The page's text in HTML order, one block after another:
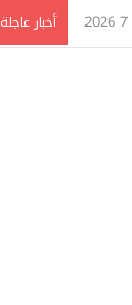
أخبار عاجلة